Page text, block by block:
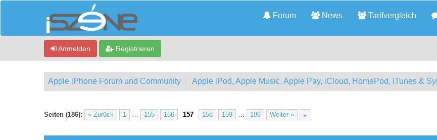
Forum News Tarifvergleich
Anmelden Registrieren
Apple iPhone Forum und Community Apple iPod, Apple Music, Apple Pay, iCloud, HomePod, iTunes &
Seiten (186): « Zurück 1 155 156 157 158 159 186 Weiter »